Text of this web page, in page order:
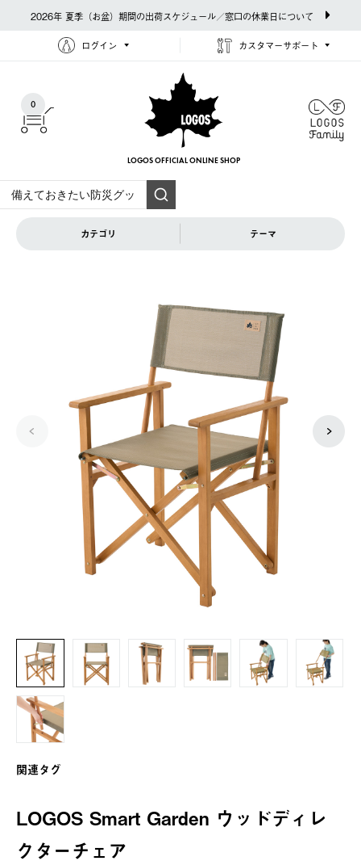
2026年 夏季（お盆）期間の出荷スケジュール／窓口の休業日について
ログイン カスタマーサポート
0
LOGOS OFFICIAL ONLINE SHOP
カテゴリ テーマ
関連タグ
LOGOS Smart Garden ウッドディレ
クターチェア